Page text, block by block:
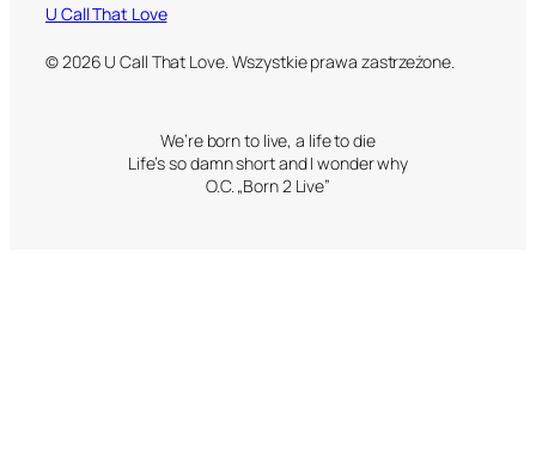
U Call That Love
© 2026 U Call That Love. Wszystkie prawa zastrzeżone.
We’re born to live, a life to die
Life’s so damn short and I wonder why
O.C. „Born 2 Live”